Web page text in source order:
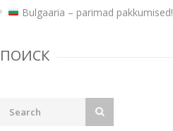
Bulgaaria – parimad pakkumised!
ПОИСК